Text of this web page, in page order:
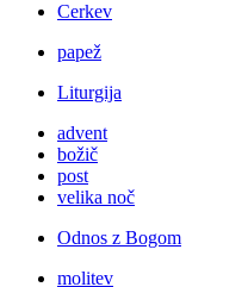
Cerkev
papež
Liturgija
advent
božič
post
velika noč
Odnos z Bogom
molitev